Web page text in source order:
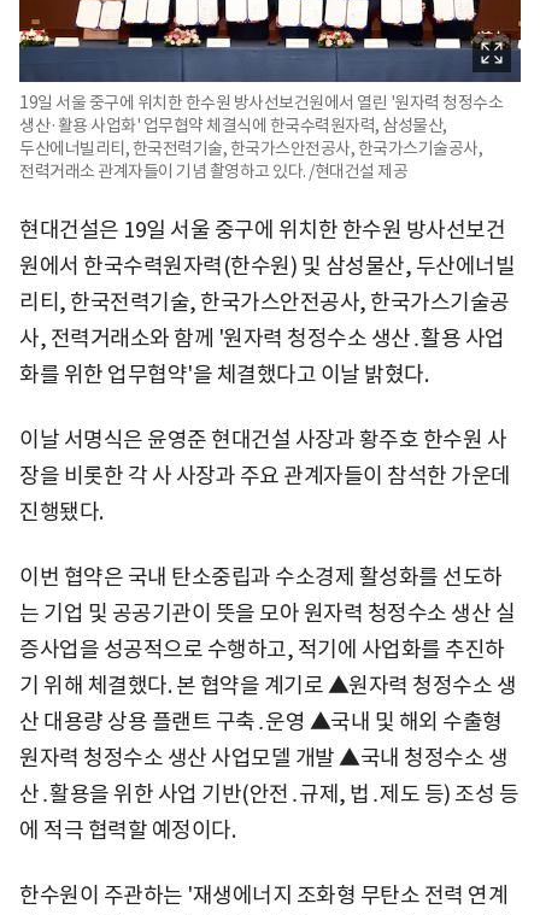
19일 서울 중구에 위치한 한수원 방사선보건원에서 열린 '원자력 청정수소
생산·활용 사업화' 업무협약 체결식에 한국수력원자력, 삼성물산,
두산에너빌리티, 한국전력기술, 한국가스안전공사, 한국가스기술공사,
전력거래소 관계자들이 기념 촬영하고 있다. /현대건설 제공
현대건설은 19일 서울 중구에 위치한 한수원 방사선보건
원에서 한국수력원자력(한수원) 및 삼성물산, 두산에너빌
리티, 한국전력기술, 한국가스안전공사, 한국가스기술공
사, 전력거래소와 함께 '원자력 청정수소 생산․활용 사업
화를 위한 업무협약'을 체결했다고 이날 밝혔다.
이날 서명식은 윤영준 현대건설 사장과 황주호 한수원 사
장을 비롯한 각 사 사장과 주요 관계자들이 참석한 가운데
진행됐다.
이번 협약은 국내 탄소중립과 수소경제 활성화를 선도하
는 기업 및 공공기관이 뜻을 모아 원자력 청정수소 생산 실
증사업을 성공적으로 수행하고, 적기에 사업화를 추진하
기 위해 체결했다. 본 협약을 계기로 ▲원자력 청정수소 생
산 대용량 상용 플랜트 구축․운영 ▲국내 및 해외 수출형
원자력 청정수소 생산 사업모델 개발 ▲국내 청정수소 생
산․활용을 위한 사업 기반(안전․규제, 법․제도 등) 조성 등
에 적극 협력할 예정이다.
한수원이 주관하는 '재생에너지 조화형 무탄소 전력 연계